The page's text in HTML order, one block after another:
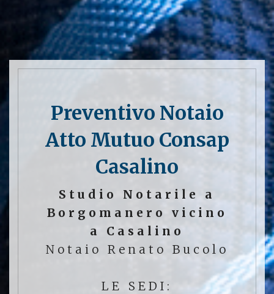
Preventivo Notaio
Atto Mutuo Consap
Casalino
Studio Notarile a
Borgomanero vicino
a Casalino
Notaio Renato Bucolo
LE SEDI: